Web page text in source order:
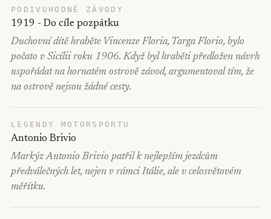
PODIVUHODNÉ ZÁVODY
1919 - Do cíle pozpátku
Duchovní dítě hraběte Vincenze Floria, Targa Florio, bylo
počato v Sicílii roku 1906. Když byl hraběti předložen návrh
uspořádat na hornatém ostrově závod, argumentoval tím, že
na ostrově nejsou žádné cesty.
LEGENDY MOTORSPORTU
Antonio Brivio
Markýz Antonio Brivio patřil k nejlepším jezdcům
předválečných let, nejen v rámci Itálie, ale v celosvětovém
měřítku.